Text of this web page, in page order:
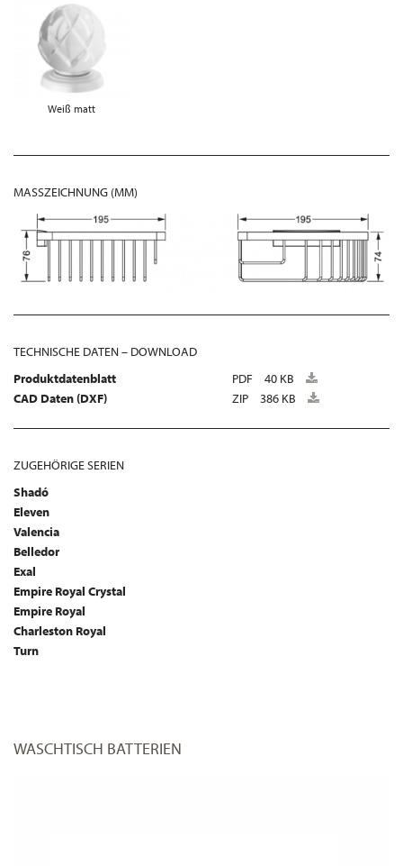
Weiß matt
MASSZEICHNUNG (MM)
TECHNISCHE DATEN – DOWNLOAD
Produktdatenblatt
PDF
40 KB
CAD Daten (DXF)
ZIP 386 KB
ZUGEHÖRIGE SERIEN
Shadó
Eleven
Valencia
Belledor
Exal
Empire Royal Crystal
Empire Royal
Charleston Royal
Turn
WASCHTISCH BATTERIEN